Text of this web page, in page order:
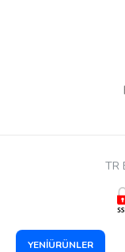
TR
YENİÜRÜNLER